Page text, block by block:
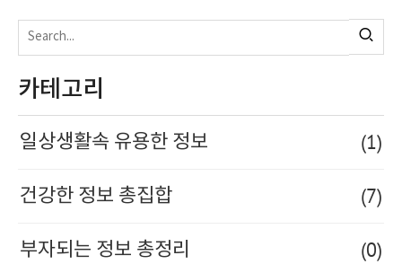
카테고리
일상생활속 유용한 정보 (1)
건강한 정보 총집합 (7)
부자되는 정보 총정리 (0)